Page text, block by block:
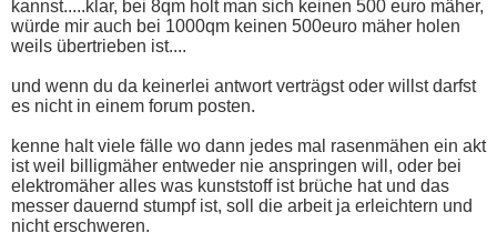
kannst.....klar, bei 8qm holt man sich keinen 500 euro mäher,
würde mir auch bei 1000qm keinen 500euro mäher holen
weils übertrieben ist....
und wenn du da keinerlei antwort verträgst oder willst darfst
es nicht in einem forum posten.
kenne halt viele fälle wo dann jedes mal rasenmähen ein akt
ist weil billigmäher entweder nie anspringen will, oder bei
elektromäher alles was kunststoff ist brüche hat und das
messer dauernd stumpf ist, soll die arbeit ja erleichtern und
nicht erschweren.